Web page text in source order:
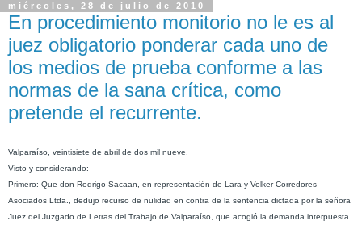
miércoles, 28 de julio de 2010
En procedimiento monitorio no le es al
juez obligatorio ponderar cada uno de
los medios de prueba conforme a las
normas de la sana crítica, como
pretende el recurrente.
Valparaíso, veintisiete de abril de dos mil nueve.
Visto y considerando:
Primero: Que don Rodrigo Sacaan, en representación de Lara y Volker Corredores
Asociados Ltda., dedujo recurso de nulidad en contra de la sentencia dictada por la señora
Juez del Juzgado de Letras del Trabajo de Valparaíso, que acogió la demanda interpuesta